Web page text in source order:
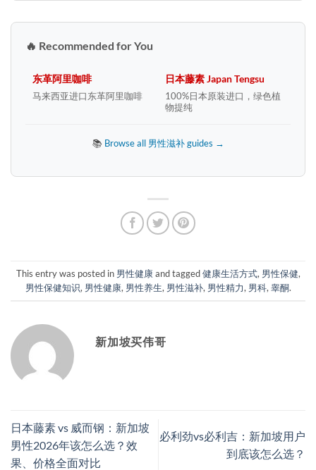
🔥 Recommended for You
东革阿里咖啡
马来西亚进口东革阿里咖啡
日本藤素 Japan Tengsu
100%日本原装进口，绿色植
物提纯
📚 Browse all 男性滋补 guides →
This entry was posted in 男性健康and tagged健康生活方式, 男性保健,
男性保健知识, 男性健康, 男性养生, 男性滋补, 男性精力, 男科, 睾酮.
新加坡买伟哥
日本藤素 vs 威而钢：新加坡
男性2026年该怎么选？效
果、价格全面对比
必利劲vs必利吉：新加坡用户
到底该怎么选？